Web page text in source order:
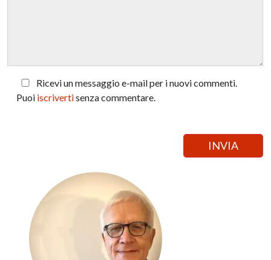
Ricevi un messaggio e-mail per i nuovi commenti.
Puoi iscrivertisenza commentare.